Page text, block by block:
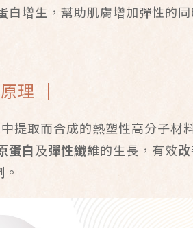
增生，幫助肌膚增加彈性的
理 ｜
提取而合成的熱塑性高分子材
蛋白及彈性纖維的生長，有效
。